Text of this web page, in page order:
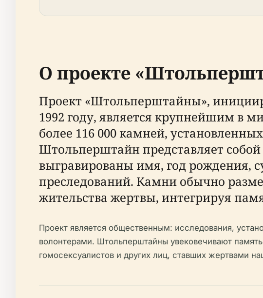
О проекте
Проект «Штольперштайны»,
1992 году, является крупнейшим
более 116 000 камней,
Штольперштайн представляет
выгравированы имя, год рождения,
преследований. Камни обычно
жительства жертвы, интегрируя
Проект является общественным: исследования,
волонтерами. Штольперштайны увековечивают
гомосексуалистов и других лиц, ставших жертвами